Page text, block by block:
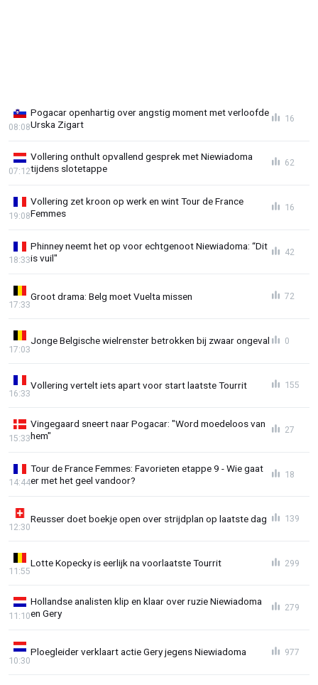
Pogacar openhartig over angstig moment met verloofde
Urska Zigart
08:08
16
Vollering onthult opvallend gesprek met Niewiadoma
tijdens slotetappe
07:12
62
Vollering zet kroon op werk en wint Tour de France
Femmes
19:08
16
Phinney neemt het op voor echtgenoot Niewiadoma: “Dit
is vuil"
18:33
42
Groot drama: Belg moet Vuelta missen
17:33
72
Jonge Belgische wielrenster betrokken bij zwaar ongeval
17:03
0
Vollering vertelt iets apart voor start laatste Tourrit
16:33
155
Vingegaard sneert naar Pogacar: "Word moedeloos van
hem"
15:33
27
Tour de France Femmes: Favorieten etappe 9 - Wie gaat
er met het geel vandoor?
14:44
18
Reusser doet boekje open over strijdplan op laatste dag
12:30
139
Lotte Kopecky is eerlijk na voorlaatste Tourrit
11:55
299
Hollandse analisten klip en klaar over ruzie Niewiadoma
en Gery
11:10
279
Ploegleider verklaart actie Gery jegens Niewiadoma
10:30
977